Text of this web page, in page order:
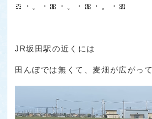
🎀・。・🎀・。・🎀・。・🎀
JR坂田駅の近くには
田んぼでは無くて、麦畑が広がっ
プ